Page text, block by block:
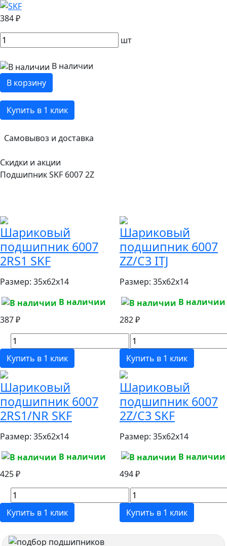
384 ₽
шт
В наличии
В корзину
Купить в 1 клик
Самовывоз и доставка
Скидки и акции
Подшипник SKF 6007 2Z
Шариковый
подшипник 6007
2RS1 SKF
Размер: 35x62x14
В наличии
387 ₽
Купить в 1 клик
Шариковый
подшипник 6007
ZZ/C3 ITJ
Размер: 35x62x14
В наличии
282 ₽
Купить в 1 клик
Шариковый
подшипник 6007
2RS1/NR SKF
Размер: 35x62x14
В наличии
425 ₽
Купить в 1 клик
Шариковый
подшипник 6007
2Z/C3 SKF
Размер: 35x62x14
В наличии
494 ₽
Купить в 1 клик